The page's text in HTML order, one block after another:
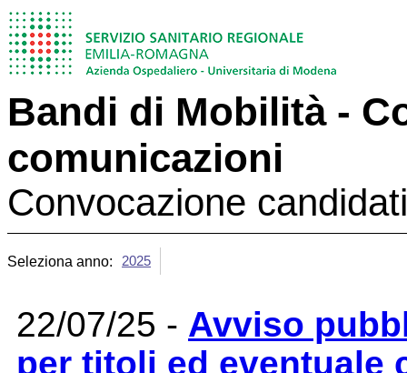
Bandi di Mobilità -
comunicazioni
Convocazione
Seleziona anno: 2025
22/07/25 - Avviso
per titoli ed eventuale